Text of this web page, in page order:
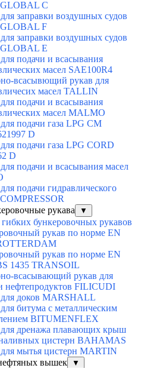
C
заправки воздушных судов
F
заправки воздушных судов
E
подачи и всасывания
масел SAE100R4
всасывющий рукав для
масел TALLIN
подачи и всасывания
масел MALMO
подачи газа LPG CM
D
подачи газа LPG CORD
D
подачи и всасывания масел
подачи гидравлического
рукава
▼
бункеровочных рукавов
рукав по норме EN
рукав по норме EN
1435 TRANSOIL
всасывающий рукав для
нефтепродуктов FILICUDI
доков MARSHALL
битума с металлическим
BITUMENFLEX
для дренажа плавающих крыш
цистерн BAHAMAS
мытья цистерн MARTIN
вышек
▼